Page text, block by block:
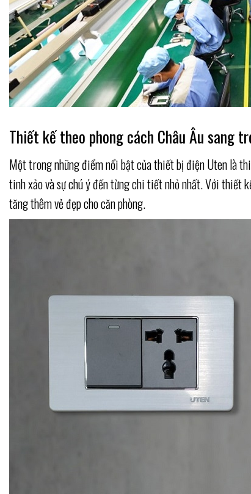
Thiết kế theo phong cách Châu Âu sang
Một trong những điểm nổi bật của thiết bị điện Uten là
tinh xảo và sự chú ý đến từng chi tiết nhỏ nhất. Với thiết
tăng thêm vẻ đẹp cho căn phòng.